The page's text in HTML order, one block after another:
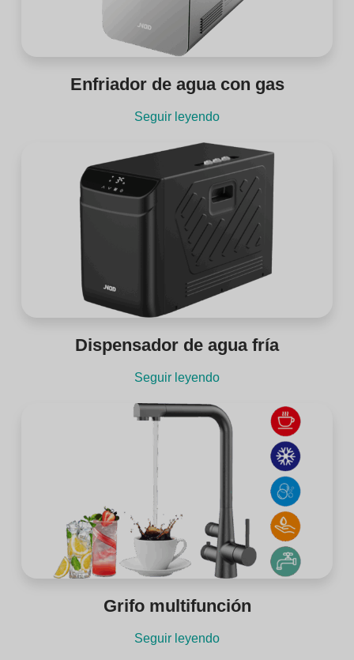
Enfriador de agua con gas
Seguir leyendo
Dispensador de agua fría
Seguir leyendo
Grifo multifunción
Seguir leyendo